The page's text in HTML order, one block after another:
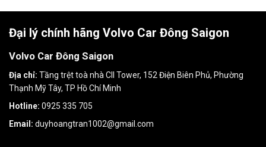
Đại lý chính hãng Volvo Car Đông Saigon
Volvo Car Đông Saigon
Địa chỉ: Tầng trệt toà nhà CII Tower, 152 Điện Biên Phủ, Phường
Thạnh Mỹ Tây, TP Hồ Chí Minh
Hotline: 0925 335 705
Email: duyhoangtran1002@gmail.com